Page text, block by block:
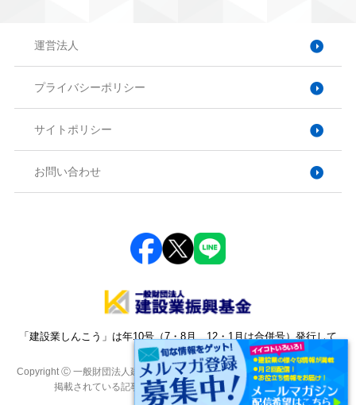
運営法人
プライバシーポリシー
サイトポリシー
お問い合わせ
「建設業しんこう」は年10号（7・8月、12・1月は合併号）発行して
おります。
Copyright Ⓒ 一般財団法人建設業振興基金. All Rights Reserved. 本サイトに
掲載されている記事・写真・図表などの転載を禁じます。